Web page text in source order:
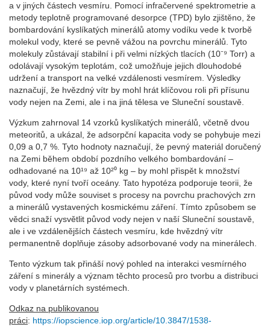
a v jiných částech vesmíru. Pomocí infračervené spektrometrie a
metody teplotně programované desorpce (TPD) bylo zjištěno, že
bombardování kyslíkatých minerálů atomy vodíku vede k tvorbě
molekul vody, které se pevně vážou na povrchu minerálů. Tyto
molekuly zůstávají stabilní i při velmi nízkých tlacích (10⁻⁹ Torr) a
odolávají vysokým teplotám, což umožňuje jejich dlouhodobé
udržení a transport na velké vzdálenosti vesmírem. Výsledky
naznačují, že hvězdný vítr by mohl hrát klíčovou roli při přísunu
vody nejen na Zemi, ale i na jiná tělesa ve Sluneční soustavě.
Výzkum zahrnoval 14 vzorků kyslíkatých minerálů, včetně dvou
meteoritů, a ukázal, že adsorpční kapacita vody se pohybuje mezi
0,09 a 0,7 %. Tyto hodnoty naznačují, že pevný materiál doručený
na Zemi během období pozdního velkého bombardování –
odhadované na 10¹⁹ až 10²⁰ kg – by mohl přispět k množství
vody, které nyní tvoří oceány. Tato hypotéza podporuje teorii, že
původ vody může souviset s procesy na povrchu prachových zrn
a minerálů vystavených kosmickému záření. Tímto způsobem se
vědci snaží vysvětlit původ vody nejen v naší Sluneční soustavě,
ale i ve vzdálenějších částech vesmíru, kde hvězdný vítr
permanentně doplňuje zásoby adsorbované vody na minerálech.
Tento výzkum tak přináší nový pohled na interakci vesmírného
záření s minerály a význam těchto procesů pro tvorbu a distribuci
vody v planetárních systémech.
Odkaz na publikovanou
práci: https://iopscience.iop.org/article/10.3847/1538-